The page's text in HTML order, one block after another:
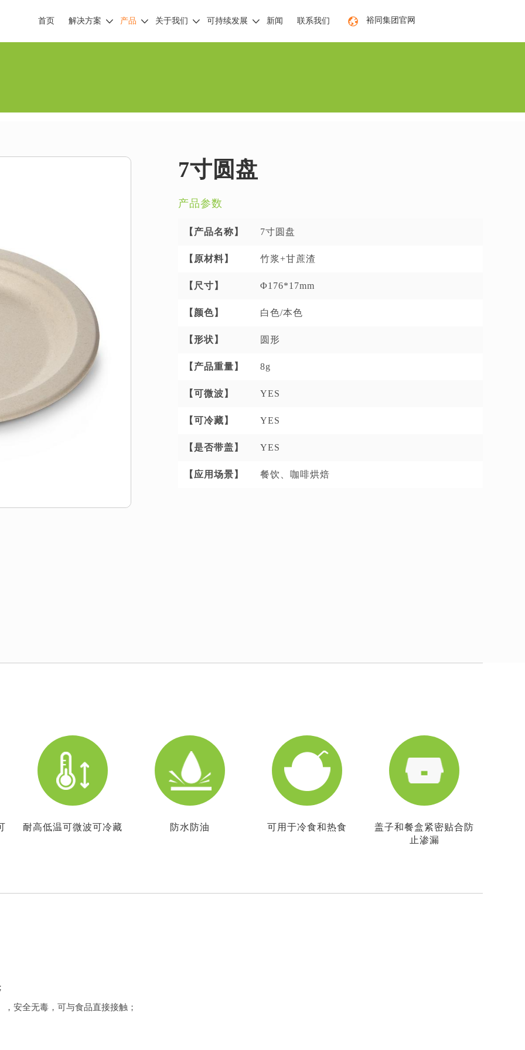
裕同集团官网
首页 解决方案 产品 关于我们 可持续发展 新闻 联系我们
7寸圆盘
产品参数
【产品名称】 7寸圆盘
【原材料】 竹浆+甘蔗渣
【尺寸】 Φ176*17mm
【颜色】 白色/本色
【形状】 圆形
【产品重量】 8g
【可微波】 YES
【可冷藏】 YES
【是否带盖】 YES
【应用场景】 餐饮、咖啡烘焙
耐高低温可微波可冷藏 防水防油 可用于冷食和热食
盖子和餐盒紧密贴合防
止渗漏
安全无毒，可与食品直接接触；